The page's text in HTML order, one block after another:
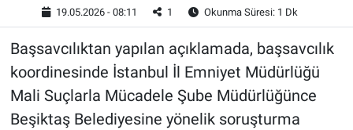
19.05.2026 - 08:11 1 Okunma Süresi: 1 Dk
Başsavcılıktan yapılan açıklamada, başsavcılık
koordinesinde İstanbul İl Emniyet Müdürlüğü
Mali Suçlarla Mücadele Şube Müdürlüğünce
Beşiktaş Belediyesine yönelik soruşturma